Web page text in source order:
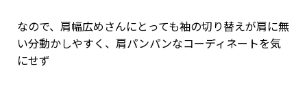
なので、肩幅広めさんにとっても袖の切り替えが肩に無
い分動かしやすく、肩パンパンなコーディネートを気
にせず